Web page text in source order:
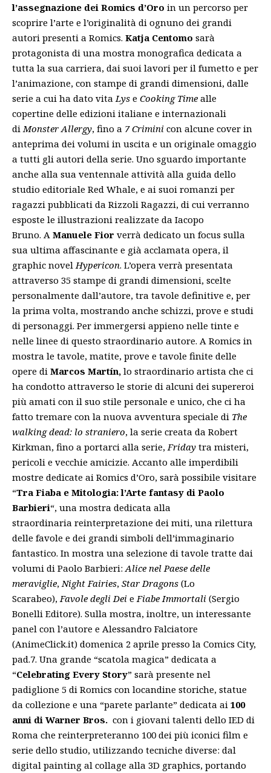
l’assegnazione dei Romics d’Oro in un percorso per
scoprire l’arte e l’originalità di ognuno dei grandi
autori presenti a Romics. Katja Centomo sarà
protagonista di una mostra monografica dedicata a
tutta la sua carriera, dai suoi lavori per il fumetto e per
l’animazione, con stampe di grandi dimensioni, dalle
serie a cui ha dato vita Lys e Cooking Time alle
copertine delle edizioni italiane e internazionali
di Monster Allergy, fino a 7 Crimini con alcune cover in
anteprima dei volumi in uscita e un originale omaggio
a tutti gli autori della serie. Uno sguardo importante
anche alla sua ventennale attività alla guida dello
studio editoriale Red Whale, e ai suoi romanzi per
ragazzi pubblicati da Rizzoli Ragazzi, di cui verranno
esposte le illustrazioni realizzate da Iacopo
Bruno. A Manuele Fior verrà dedicato un focus sulla
sua ultima affascinante e già acclamata opera, il
graphic novel Hypericon. L’opera verrà presentata
attraverso 35 stampe di grandi dimensioni, scelte
personalmente dall’autore, tra tavole definitive e, per
la prima volta, mostrando anche schizzi, prove e studi
di personaggi. Per immergersi appieno nelle tinte e
nelle linee di questo straordinario autore. A Romics in
mostra le tavole, matite, prove e tavole finite delle
opere di Marcos Martín, lo straordinario artista che ci
ha condotto attraverso le storie di alcuni dei supereroi
più amati con il suo stile personale e unico, che ci ha
fatto tremare con la nuova avventura speciale di The
walking dead: lo straniero, la serie creata da Robert
Kirkman, fino a portarci alla serie, Friday tra misteri,
pericoli e vecchie amicizie. Accanto alle imperdibili
mostre dedicate ai Romics d’Oro, sarà possibile visitare
“Tra Fiaba e Mitologia: l’Arte fantasy di Paolo
Barbieri“, una mostra dedicata alla
straordinaria reinterpretazione dei miti, una rilettura
delle favole e dei grandi simboli dell’immaginario
fantastico. In mostra una selezione di tavole tratte dai
volumi di Paolo Barbieri: Alice nel Paese delle
meraviglie, Night Fairies, Star Dragons (Lo
Scarabeo), Favole degli Dei e Fiabe Immortali (Sergio
Bonelli Editore). Sulla mostra, inoltre, un interessante
panel con l’autore e Alessandro Falciatore
(AnimeClick.it) domenica 2 aprile presso la Comics City,
pad.7. Una grande “scatola magica” dedicata a
“Celebrating Every Story” sarà presente nel
padiglione 5 di Romics con locandine storiche, statue
da collezione e una “parete parlante” dedicata ai 100
anni di Warner Bros. con i giovani talenti dello IED di
Roma che reinterpreteranno 100 dei più iconici film e
serie dello studio, utilizzando tecniche diverse: dal
digital painting al collage alla 3D graphics, portando